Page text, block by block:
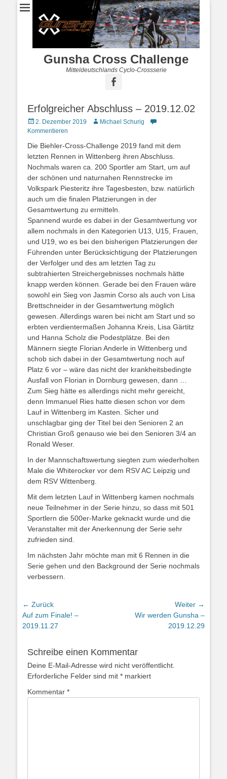
Gunsha Cross Challenge
Mitteldeutschlands Cyclo-Crossserie
Erfolgreicher Abschluss – 2019.12.02
2. Dezember 2019
Michael Schurig
Kommentieren
Die Biehler-Cross-Challenge 2019 fand mit dem
letzten Rennen in Wittenberg ihren Abschluss.
Nochmals waren ca. 200 Sportler am Start, um auf
der schönen und naturnahen Rennstrecke im
Volkspark Piesteritz ihre Tagesbesten, bzw. natürlich
auch um die finalen Platzierungen in der
Gesamtwertung zu ermitteln.
Spannend wurde es dabei in der Gesamtwertung vor
allem nochmals in den Kategorien U13, U15, Frauen,
und U19, wo es bei den bisherigen Platzierungen der
Führenden unter Berücksichtigung der Platzierungen
der Verfolger und des am letzten Tag zu
subtrahierten Streichergebnisses nochmals hätte
knapp werden können. Gerade bei den Frauen wäre
sowohl ein Sieg von Jasmin Corso als auch von Lisa
Brettschneider in der Gesamtwertung möglich
gewesen. Allerdings waren bei nicht am Start und so
erbten verdientermaßen Johanna Kreis, Lisa Gärtitz
und Hanna Scholz die Podestplätze. Bei den
Männern siegte Florian Anderle in Wittenberg und
schob sich dabei in der Gesamtwertung noch auf
Platz 6 vor – wäre das nicht der krankheitsbedingte
Ausfall von Florian in Dornburg gewesen, dann …
Zum Sieg hätte es allerdings nicht mehr gereicht,
denn Immanuel Ries hatte diesen schon vor dem
Lauf in Wittenberg im Kasten. Sicher und
unschlagbar ging der Titel bei den Senioren 2 an
Christian Groß genauso wie bei den Senioren 3/4 an
Ronald Weser.
In der Mannschaftswertung siegten zum wiederholten
Male die Whiterocker vor dem RSV AC Leipzig und
dem RSV Wittenberg.
Mit dem letzten Lauf in Wittenberg kamen nochmals
neue Teilnehmer in der Serie hinzu, so dass mit 501
Sportlern die 500er-Marke geknackt wurde und die
Veranstalter mit der Anerkennung der Serie sehr
zufrieden sind.
Im nächsten Jahr möchte man mit 6 Rennen in die
Serie gehen und den Background der Serie nochmals
verbessern.
← Zurück
Vorhergehender
Beitrag:
Auf zum Finale! –
2019.11.27
Weiter →
NächsterWir werden Gunsha –
2019.12.29
Schreibe einen Kommentar
Deine E-Mail-Adresse wird nicht veröffentlicht.
Erforderliche Felder sind mit * markiert
Kommentar *